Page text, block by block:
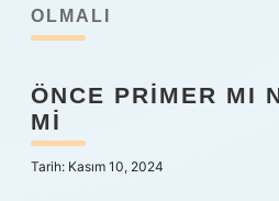
Yasal Uyarı
OLMALI
ÖNCE PRIMER MI
MI
Tarih: Kasım 10, 2024